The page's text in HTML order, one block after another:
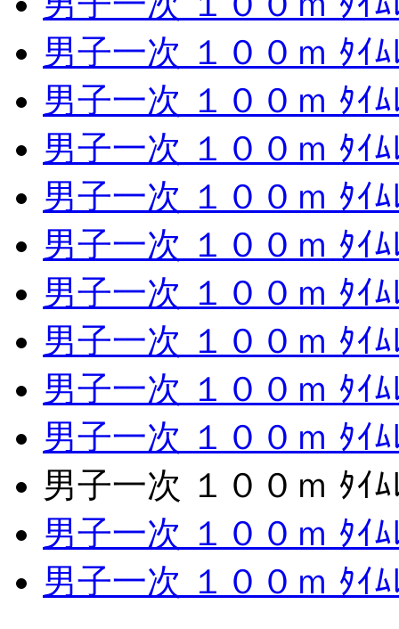
男子一次 １００ｍ ﾀｲﾑ
男子一次 １００ｍ ﾀｲﾑ
男子一次 １００ｍ ﾀｲﾑ
男子一次 １００ｍ ﾀｲﾑ
男子一次 １００ｍ ﾀｲﾑ
男子一次 １００ｍ ﾀｲﾑ
男子一次 １００ｍ ﾀｲﾑ
男子一次 １００ｍ ﾀｲﾑ
男子一次 １００ｍ ﾀｲﾑ
男子一次 １００ｍ ﾀｲﾑ
男子一次 １００ｍ ﾀｲﾑ
男子一次 １００ｍ ﾀｲ